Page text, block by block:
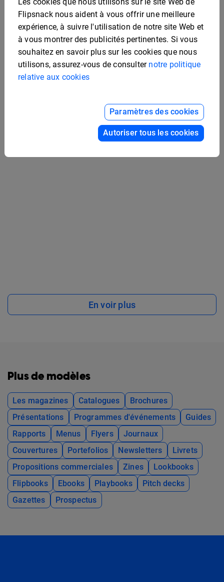
Exemple d'étude de cas
médical
En voir plus
Plus de modèles
Les magazines Catalogues
Brochures
Présentations
Programmes d'événements
Guides
Rapports
Menus Flyers
Journaux
Couvertures
Portefolios Newsletters
Livrets
Propositions commerciales
Zines
Lookbooks
Flipbooks
Ebooks Playbooks
Pitch decks
Gazettes
Prospectus
Flipsnack nous aident à vous offrir une meilleure
expérience, à suivre l'utilisation de notre site Web et
à vous montrer des publicités pertinentes. Si vous
souhaitez en savoir plus sur les cookies que nous
utilisons, assurez-vous de consulter notre politique
relative aux cookies
Paramètres des cookies
Autoriser tous les cookies